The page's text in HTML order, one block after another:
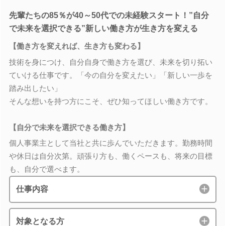
先輩たちの85％が40～50代での未経験スタート！”自分
で未来を選択できる”新しい働き方が生き方を変える
【働き方を変えれば、生き方も変わる】
技術を身につけ、自分自身で働き方を選び、未来を切り拓い
ていける仕事です。「今の自分を変えたい」「新しい一歩を
踏み出したい」
そんな想いを持つ方にこそ、ぜひ知ってほしい働き方です。
【自分で未来を選択できる働き方】
個人事業主として当社と共に歩んでいただきます。勤務時間
や休日は自分次第。頑張り方も、働くペースも、将来の目標
も、自分で選べます。
仕事内容
対象となる方